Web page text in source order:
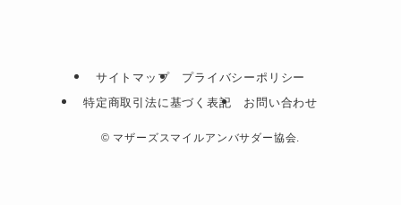
サイトマップ
プライバシーポリシー
特定商取引法に基づく表記
お問い合わせ
© マザーズスマイルアンバサダー協会.